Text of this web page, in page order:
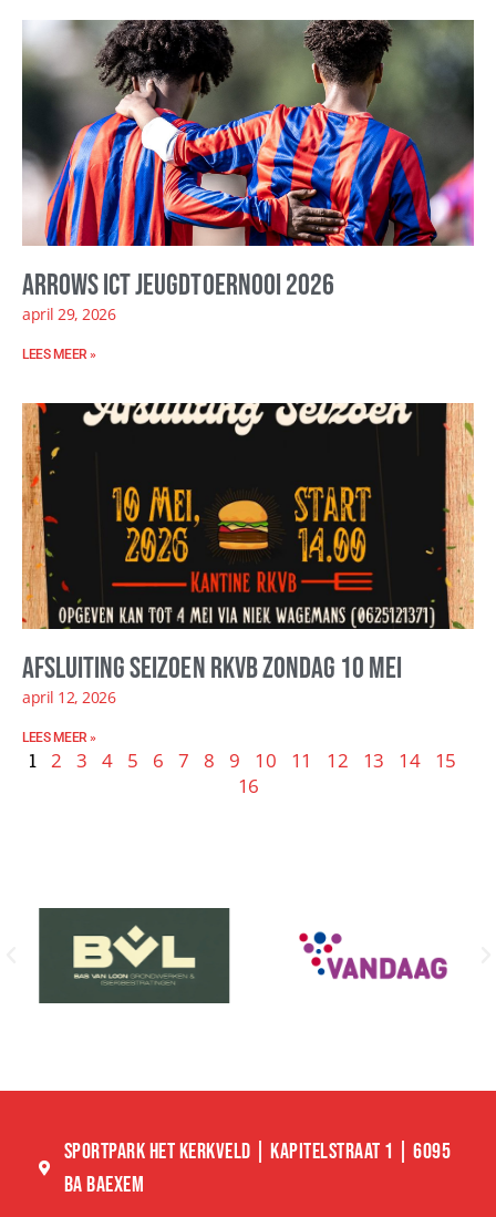
Arrows ICT Jeugdtoernooi 2026
april 29, 2026
LEES MEER »
Afsluiting seizoen RKVB zondag 10 mei
april 12, 2026
LEES MEER »
1 2 3 4 5 6 7 8 9 10 11 12 13 14
15
16
SPORTPARK HET KERKVELD | KAPITELSTRAAT 1 | 6095
BA BAEXEM